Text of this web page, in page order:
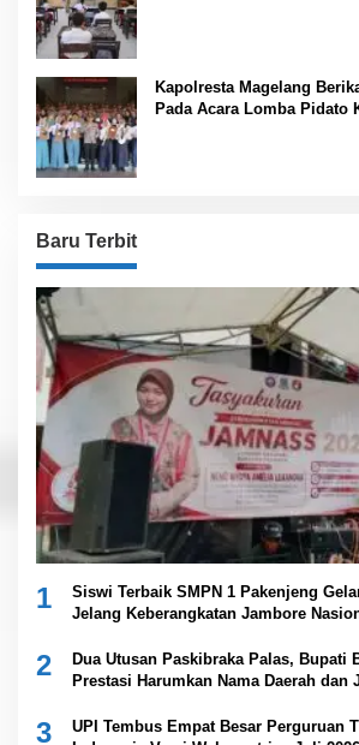
Kapolresta Magelang
Pada Acara Lomba Pidato
Baru Terbit
1
Siswi Terbaik SMPN 1 Pakenjeng
Jelang Keberangkatan Jambore
2
Dua Utusan Paskibraka Palas, Bupati
Prestasi Harumkan Nama Daerah dan
3
UPI Tembus Empat Besar Perguruan